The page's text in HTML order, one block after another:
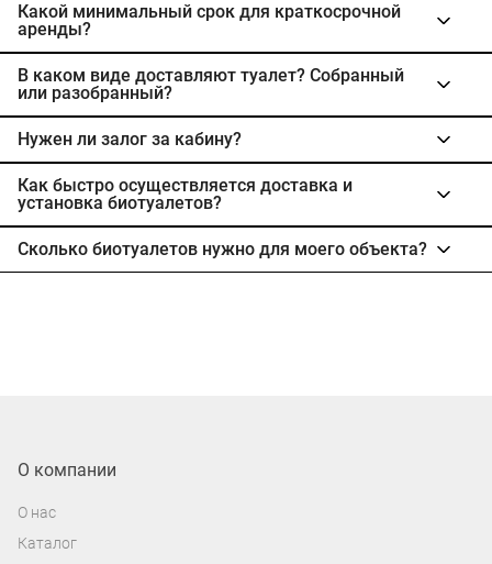
Какой минимальный срок для краткосрочной
аренды?
В каком виде доставляют туалет? Собранный
или разобранный?
Нужен ли залог за кабину?
Как быстро осуществляется доставка и
установка биотуалетов?
Сколько биотуалетов нужно для моего объекта?
О компании
О нас
Каталог